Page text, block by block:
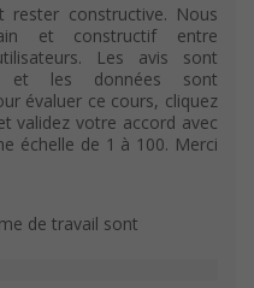
constructive. Nous
et constructif entre
Les avis sont
et les données sont
évaluer ce cours, cliquez
validez votre accord avec
échelle de 1 à 100. Merci
de travail sont